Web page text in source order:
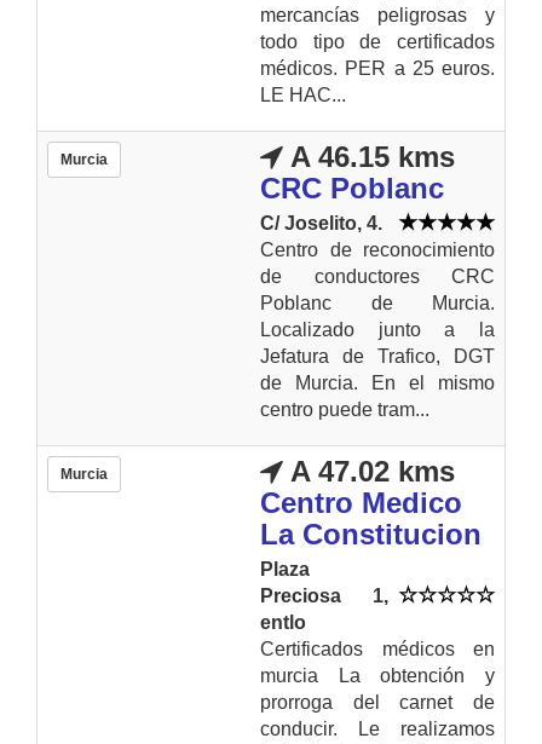
mercancías peligrosas y
todo tipo de certificados
médicos. PER a 25 euros.
LE HAC...
Murcia
A 46.15 kms
CRC Poblanc
C/ Joselito, 4.
Centro de reconocimiento
de conductores CRC
Poblanc de Murcia.
Localizado junto a la
Jefatura de Trafico, DGT
de Murcia. En el mismo
centro puede tram...
Murcia
A 47.02 kms
Centro Medico
La Constitucion
Plaza
Preciosa 1,
entlo
Certificados médicos en
murcia La obtención y
prorroga del carnet de
conducir. Le realizamos